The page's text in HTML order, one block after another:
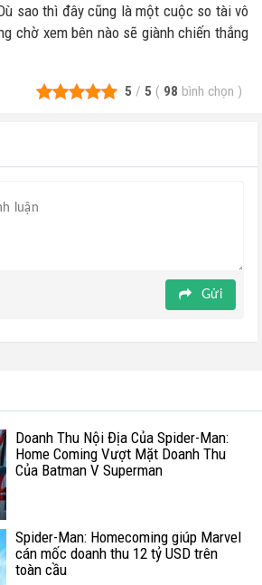
sao thì đây cũng là một cuộc so tài vô
chờ xem bên nào sẽ giành chiến thắng
5 / 5 ( 98 bình chọn )
Gửi
Doanh Thu Nội Địa Của Spider-Man:
Home Coming Vượt Mặt Doanh Thu
Của Batman V Superman
Spider-Man: Homecoming giúp Marvel
cán mốc doanh thu 12 tỷ USD trên
toàn cầu